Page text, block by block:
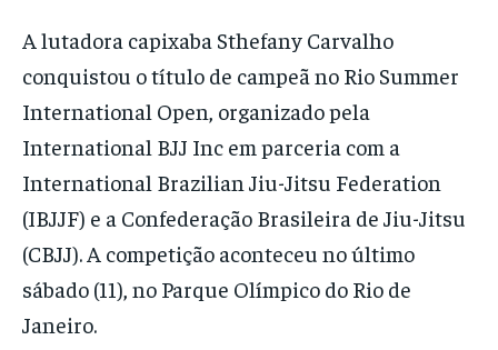
A lutadora capixaba Sthefany Carvalho
conquistou o título de campeã no Rio Summer
International Open, organizado pela
International BJJ Inc em parceria com a
International Brazilian Jiu-Jitsu Federation
(IBJJF) e a Confederação Brasileira de Jiu-Jitsu
(CBJJ). A competição aconteceu no último
sábado (11), no Parque Olímpico do Rio de
Janeiro.